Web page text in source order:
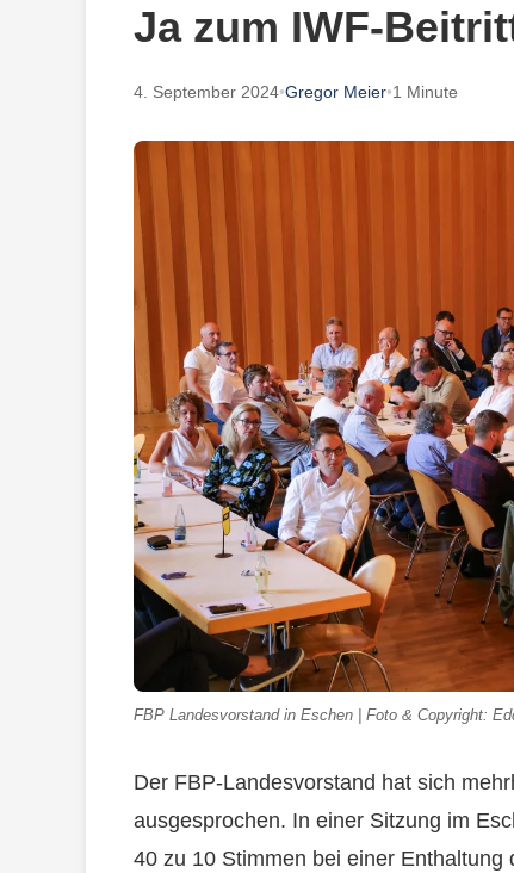
Ja zum IWF-
4. September 2024•Gregor Meier•1 Minute
FBP Landesvorstand in Eschen | Foto & Copyright:
Der FBP-Landesvorstand hat sich
ausgesprochen. In einer Sitzung im
40 zu 10 Stimmen bei einer